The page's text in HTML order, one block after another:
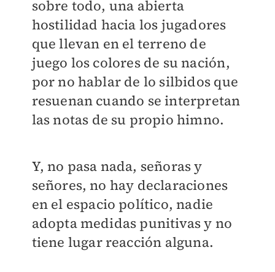
sobre todo, una abierta
hostilidad hacia los jugadores
que llevan en el terreno de
juego los colores de su nación,
por no hablar de lo silbidos que
resuenan cuando se interpretan
las notas de su propio himno.
Y, no pasa nada, señoras y
señores, no hay declaraciones
en el espacio político, nadie
adopta medidas punitivas y no
tiene lugar reacción alguna.